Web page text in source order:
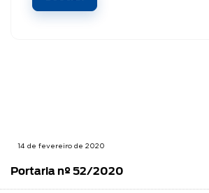
14 de fevereiro de 2020
Portaria nº 52/2020